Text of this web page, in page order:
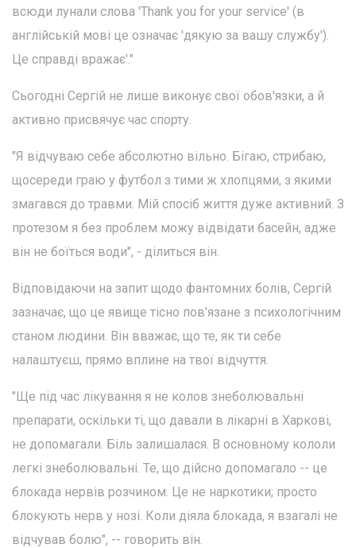
всюди лунали слова 'Thank you for your service' (в
англійській мові це означає 'дякую за вашу службу').
Це справді вражає'."
Сьогодні Сергій не лише виконує свої обов'язки, а й
активно присвячує час спорту.
"Я відчуваю себе абсолютно вільно. Бігаю, стрибаю,
щосереди граю у футбол з тими ж хлопцями, з якими
змагався до травми. Мій спосіб життя дуже активний. З
протезом я без проблем можу відвідати басейн, адже
він не боїться води", - ділиться він.
Відповідаючи на запит щодо фантомних болів, Сергій
зазначає, що це явище тісно пов'язане з психологічним
станом людини. Він вважає, що те, як ти себе
налаштуєш, прямо вплине на твої відчуття.
"Ще під час лікування я не колов знеболювальні
препарати, оскільки ті, що давали в лікарні в Харкові,
не допомагали. Біль залишалася. В основному кололи
легкі знеболювальні. Те, що дійсно допомагало -- це
блокада нервів розчином. Це не наркотики; просто
блокують нерв у нозі. Коли діяла блокада, я взагалі не
відчував болю", -- говорить він.